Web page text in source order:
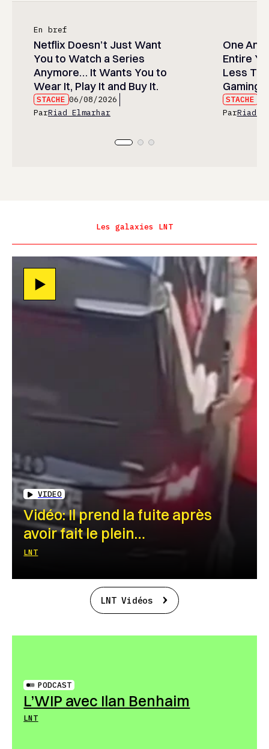
En bref
Netflix Doesn’t Just Want
You to Watch a Series
Anymore… It Wants You to
Wear It, Play It and Buy It.
STACHE 06/08/2026
ParRiad Elmarhar
One
Entire
Less
Gaming
STACHE
ParRiad
Les galaxies LNT
VIDEO
Vidéo: Il prend la fuite après
avoir fait le plein…
LNT
LNT Vidéos
PODCAST
L’WIP avec Ilan Benhaim
LNT